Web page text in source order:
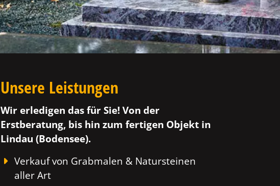
Unsere Leistungen
Wir erledigen das für Sie! Von der
Erstberatung, bis hin zum fertigen Objekt in
Lindau (Bodensee).
Verkauf von Grabmalen & Natursteinen
aller Art